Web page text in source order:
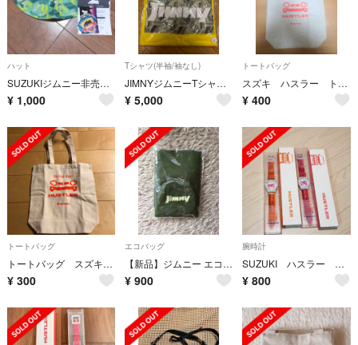
ハット
SUZUKIジムニー非売品ハット
¥ 1,000
Tシャツ(半袖/袖なし)
JIMNYジムニーTシャツ♡夏♡スズキ♡車四駆
¥ 5,000
トートバッグ
スズキ ハスラー トートバッグ
¥ 400
トートバッグ
トートバッグ スズキ ハスラー
¥ 300
エコバッグ
【新品】ジムニー エコバッグ
¥ 900
腕時計
SUZUKI ハスラー 腕時計
¥ 800